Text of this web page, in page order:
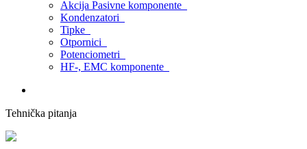
Akcija Pasivne komponente
Kondenzatori
Tipke
Otpornici
Potenciometri
HF-, EMC komponente
Tehnička pitanja